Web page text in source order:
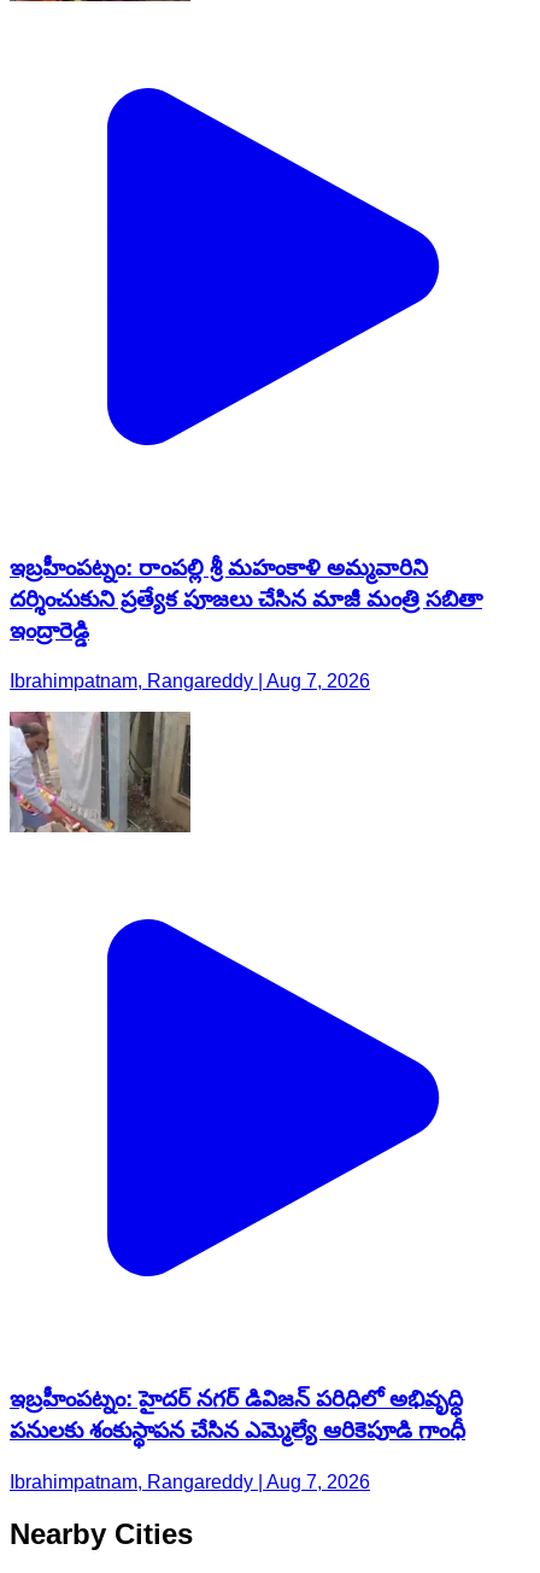
ఇబ్రహీంపట్నం: రాంపల్లి శ్రీ మహంకాళి అమ్మవారిని
దర్శించుకుని ప్రత్యేక పూజలు చేసిన మాజీ మంత్రి సబితా
ఇంద్రారెడ్డి
Ibrahimpatnam, Rangareddy | Aug 7, 2026
ఇబ్రహీంపట్నం: హైదర్ నగర్ డివిజన్ పరిధిలో అభివృద్ధి
పనులకు శంకుస్థాపన చేసిన ఎమ్మెల్యే ఆరికెపూడి గాంధీ
Ibrahimpatnam, Rangareddy | Aug 7, 2026
Nearby Cities